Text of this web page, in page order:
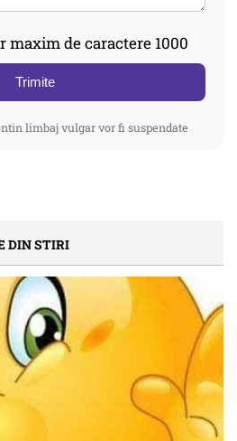
maxim de caractere 1000
Trimite
limbaj vulgar vor fi suspendate
DIN STIRI